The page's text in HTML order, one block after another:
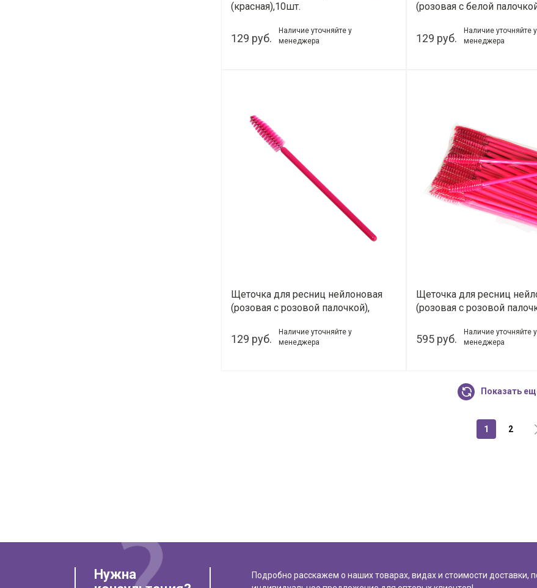
(красная),10шт.
129 руб.
Наличие уточняйте у
менеджера
(розовая c белой
129 руб.
Наличие уточняйте у
менеджера
Щеточка для ресниц нейлоновая
(розовая c розовой палочкой),
129 руб.
Наличие уточняйте у
менеджера
Щеточка для ресниц
(розовая c розовой
595 руб.
Наличие уточняйте у
менеджера
Показать
1 2
Нужна
Подробно расскажем о наших товарах, видах и стоимости доставки,